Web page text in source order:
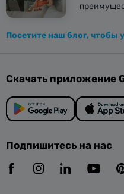
Посетите наш блог, чтобы
Скачать приложение
Подпишитесь на нас